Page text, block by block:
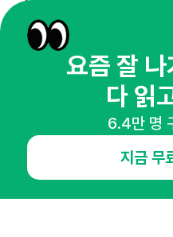
뉴스레터 구독하기
오픈애즈란
요즘 잘
다 읽
6.4만 명
지금 무